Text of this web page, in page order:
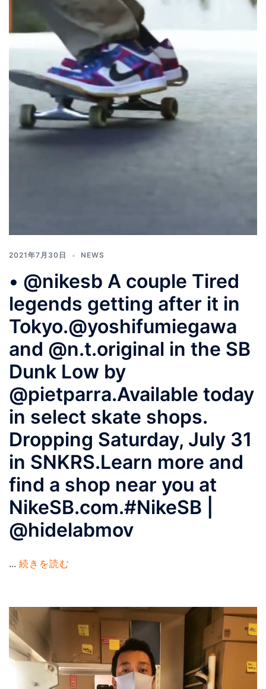
2021年7月30日 NEWS
• @nikesb A couple Tired
legends getting after it in
Tokyo.⁠⁠⁠⁠@yoshifumiegawa
and @n.t.original in the SB
Dunk Low by
@pietparra.⁠⁠⁠⁠Available today
in select skate shops.
Dropping Saturday, July 31
in SNKRS.⁠⁠⁠⁠Learn more and
find a shop near you at
NikeSB.com.⁠⁠⁠⁠#NikeSB |
@hidelabmov
... 続きを読む